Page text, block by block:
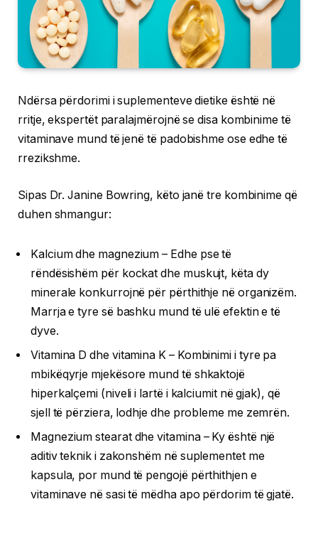
Ndërsa përdorimi i suplementeve dietike është në
rritje, ekspertët paralajmërojnë se disa kombinime të
vitaminave mund të jenë të padobishme ose edhe të
rrezikshme.
Sipas Dr. Janine Bowring, këto janë tre kombinime që
duhen shmangur:
Kalcium dhe magnezium – Edhe pse të
rëndësishëm për kockat dhe muskujt, këta dy
minerale konkurrojnë për përthithje në organizëm.
Marrja e tyre së bashku mund të ulë efektin e të
dyve.
Vitamina D dhe vitamina K – Kombinimi i tyre pa
mbikëqyrje mjekësore mund të shkaktojë
hiperkalçemi (niveli i lartë i kalciumit në gjak), që
sjell të përziera, lodhje dhe probleme me zemrën.
Magnezium stearat dhe vitamina – Ky është një
aditiv teknik i zakonshëm në suplementet me
kapsula, por mund të pengojë përthithjen e
vitaminave në sasi të mëdha apo përdorim të gjatë.